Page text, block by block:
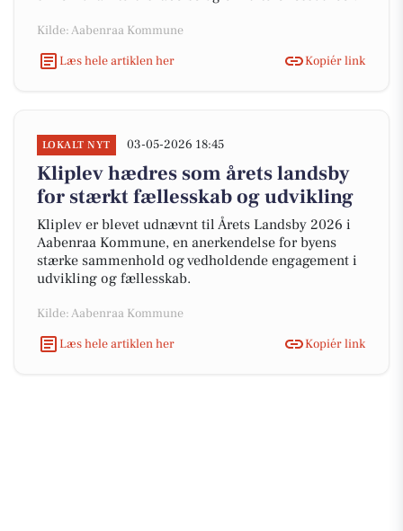
Kilde: Aabenraa Kommune
Læs hele artiklen her
Kopiér link
LOKALT NYT 03-05-2026 18:45
Kliplev hædres som årets landsby
for stærkt fællesskab og udvikling
Kliplev er blevet udnævnt til Årets Landsby 2026 i
Aabenraa Kommune, en anerkendelse for byens
stærke sammenhold og vedholdende engagement i
udvikling og fællesskab.
Kilde: Aabenraa Kommune
Læs hele artiklen her
Kopiér link